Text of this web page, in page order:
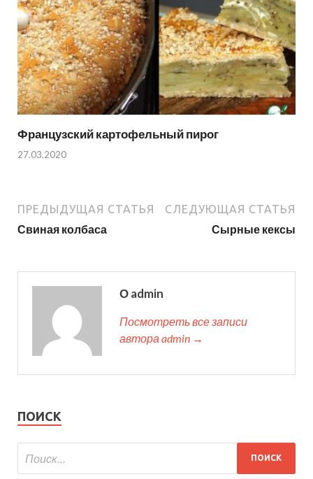
Французский картофельный пирог
27.03.2020
ПРЕДЫДУЩАЯ СТАТЬЯ
Свиная колбаса
СЛЕДУЮЩАЯ СТАТЬЯ
Сырные кексы
О admin
Посмотреть все записи
автора admin →
ПОИСК